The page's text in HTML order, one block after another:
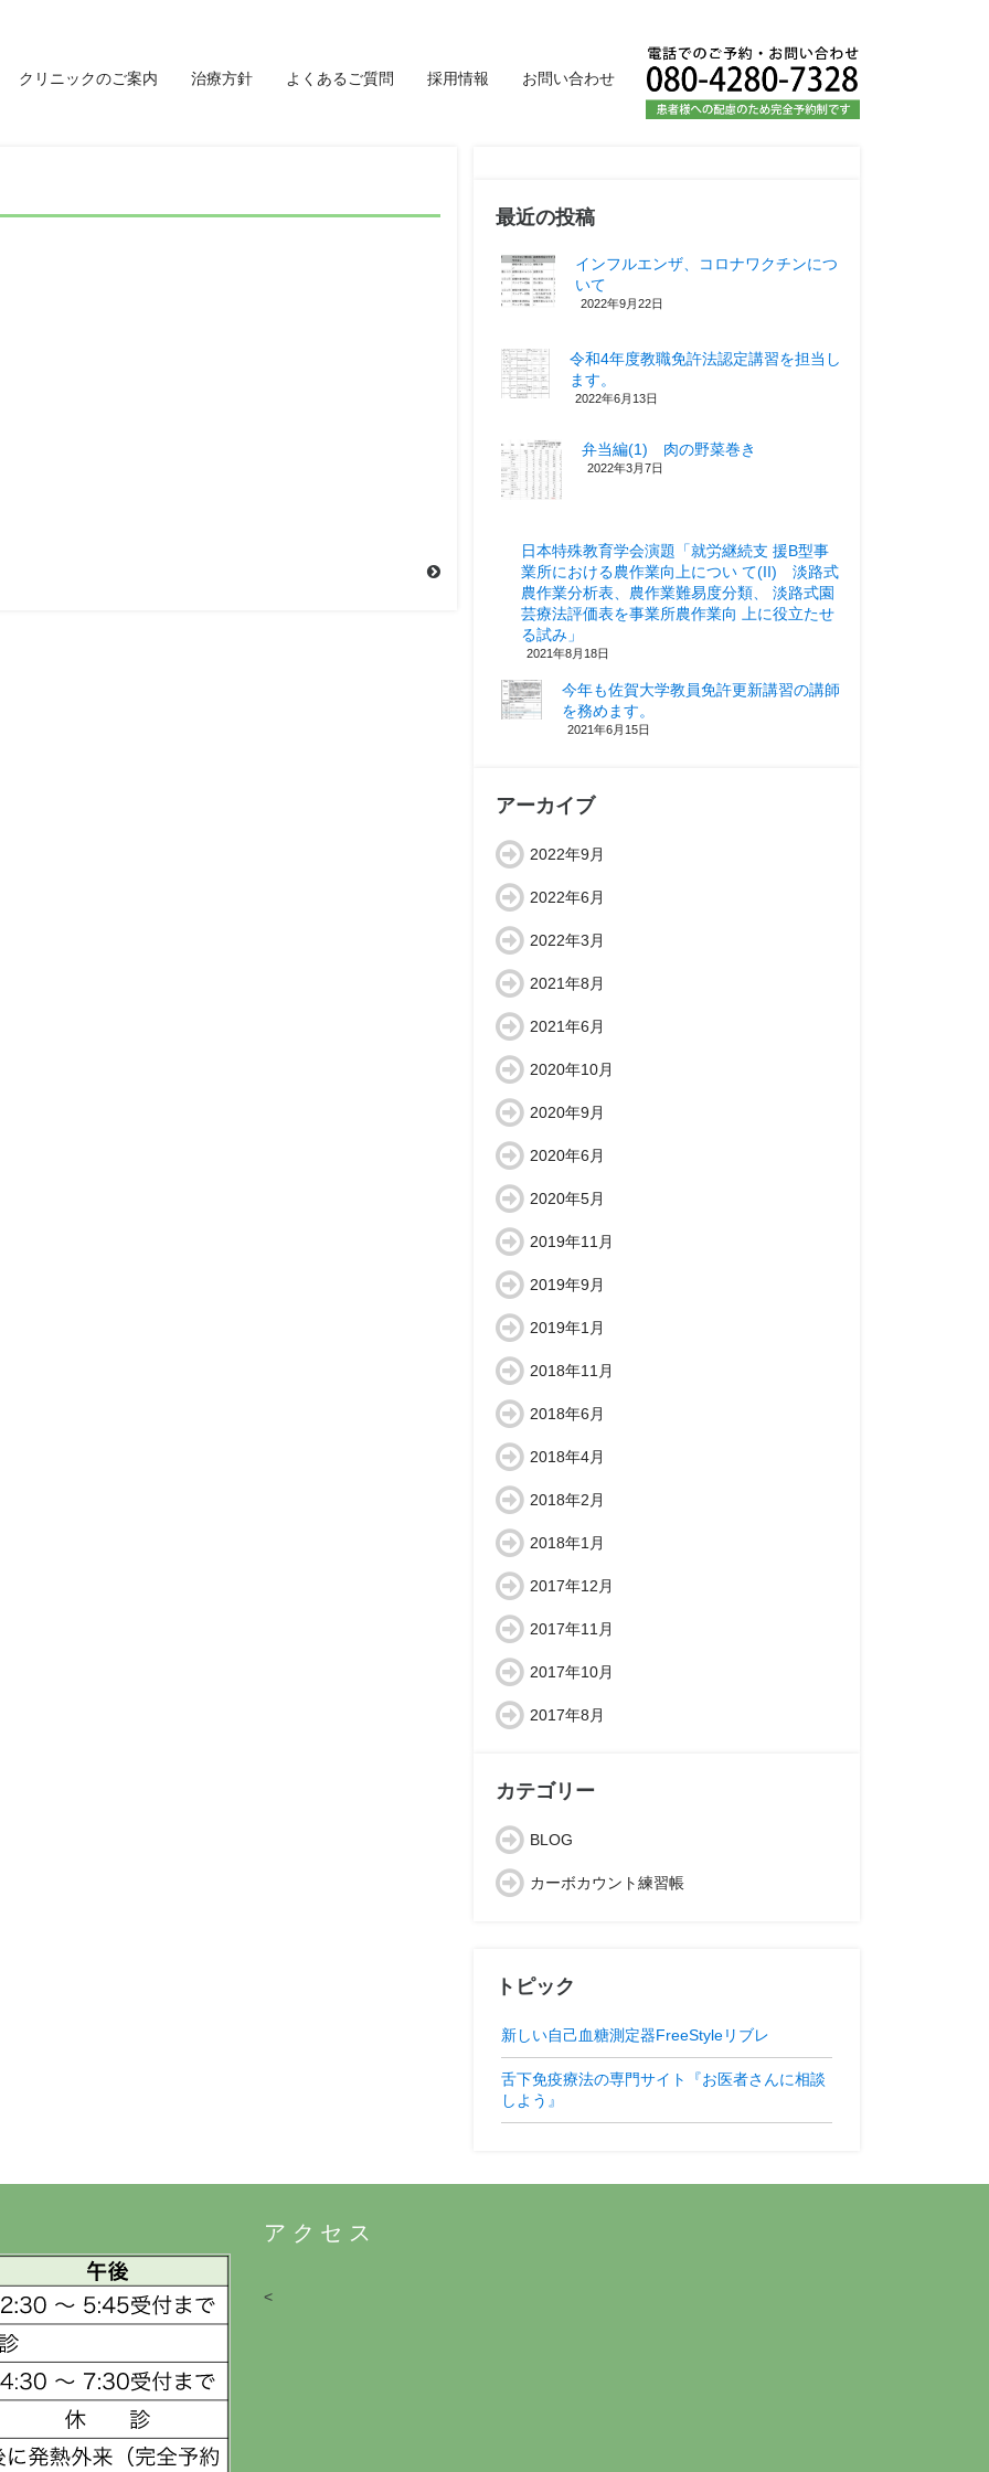
クリニックのご案内 治療方針 よくあるご質問 採用情報 お問い合わせ
最近の投稿
インフルエンザ、コロナワクチンにつ
いて
2022年9月22日
令和4年度教職免許法認定講習を担当し
ます。
2022年6月13日
弁当編(1) 肉の野菜巻き
2022年3月7日
日本特殊教育学会演題「就労継続支 援B型事
業所における農作業向上につい て(II) 淡路式
農作業分析表、農作業難易度分類、 淡路式園
芸療法評価表を事業所農作業向 上に役立たせ
る試み」
2021年8月18日
今年も佐賀大学教員免許更新講習の講師
を務めます。
2021年6月15日
アーカイブ
2022年9月
2022年6月
2022年3月
2021年8月
2021年6月
2020年10月
2020年9月
2020年6月
2020年5月
2019年11月
2019年9月
2019年1月
2018年11月
2018年6月
2018年4月
2018年2月
2018年1月
2017年12月
2017年11月
2017年10月
2017年8月
カテゴリー
BLOG
カーボカウント練習帳
トピック
新しい自己血糖測定器FreeStyleリブレ
舌下免疫療法の専門サイト『お医者さんに相談
しよう』
アクセス
<